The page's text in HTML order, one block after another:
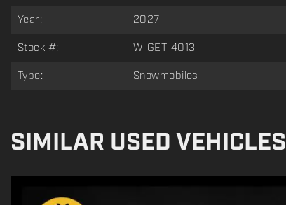
Year:
2027
Stock #:
W-GET-4013
Type:
Snowmobiles
SIMILAR USED VEHICLES